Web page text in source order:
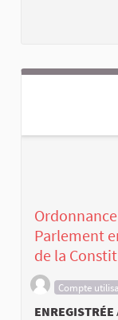
Parlement
de la
Compte
ENREGISTRÉE